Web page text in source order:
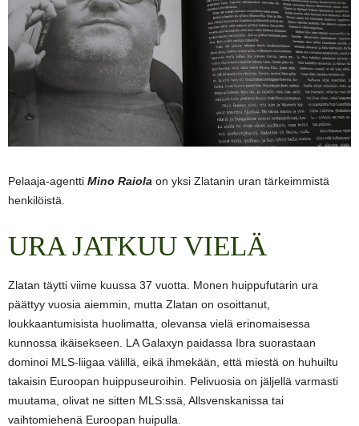
Pelaaja-agentti Mino Raiola on yksi Zlatanin uran tärkeimmistä
henkilöistä.
URA JATKUU VIELÄ
Zlatan täytti viime kuussa 37 vuotta. Monen huippufutarin ura
päättyy vuosia aiemmin, mutta Zlatan on osoittanut,
loukkaantumisista huolimatta, olevansa vielä erinomaisessa
kunnossa ikäisekseen. LA Galaxyn paidassa Ibra suorastaan
dominoi MLS-liigaa välillä, eikä ihmekään, että miestä on huhuiltu
takaisin Euroopan huippuseuroihin. Pelivuosia on jäljellä varmasti
muutama, olivat ne sitten MLS:ssä, Allsvenskanissa tai
vaihtomiehenä Euroopan huipulla.